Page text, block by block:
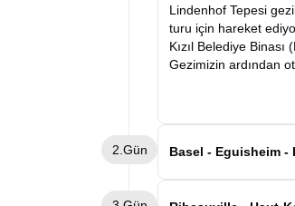
Lindenhof Tepesi
turu için hareket
Kızıl Belediye
Gezimizin ardından
2.Gün Basel - Eguisheim -